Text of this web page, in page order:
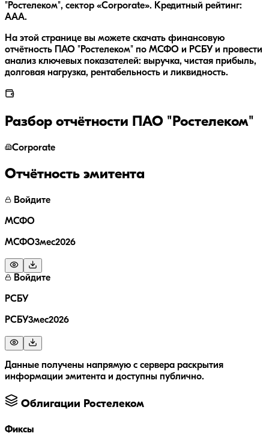
"Ростелеком", сектор «Corporate». Кредитный рейтинг:
AAA.
На этой странице вы можете скачать финансовую
отчётность ПАО "Ростелеком" по МСФО и РСБУ и провести
анализ ключевых показателей: выручка, чистая прибыль,
долговая нагрузка, рентабельность и ликвидность.
Разбор отчётности ПАО "Ростелеком"
Corporate
Отчётность эмитента
Войдите
МСФО
МСФО3мес2026
Войдите
РСБУ
РСБУ3мес2026
Данные получены напрямую с сервера раскрытия
информации эмитента и доступны публично.
Облигации Ростелеком
Фиксы